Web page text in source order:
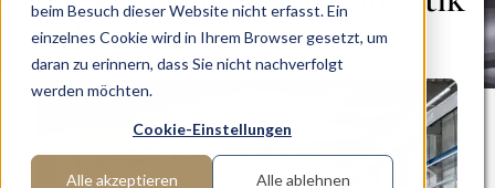
beim Besuch dieser Website nicht erfasst. Ein
einzelnes Cookie wird in Ihrem Browser gesetzt, um
daran zu erinnern, dass Sie nicht nachverfolgt
werden möchten.
Cookie-Einstellungen
Alle akzeptieren Alle ablehnen
verbessern?